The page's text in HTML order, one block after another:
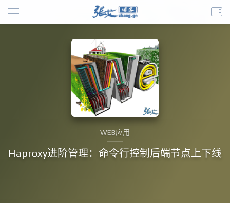
WEB应用
Haproxy进阶管理：命令行控制后端节点上下线